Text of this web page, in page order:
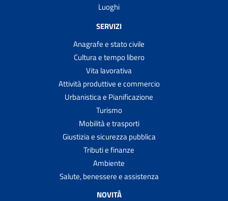
Luoghi
SERVIZI
Anagrafe e stato civile
Cultura e tempo libero
Vita lavorativa
Attività produttive e commercio
Urbanistica e Pianificazione
Turismo
Mobilità e trasporti
Giustizia e sicurezza pubblica
Tributi e finanze
Ambiente
Salute, benessere e assistenza
NOVITÀ